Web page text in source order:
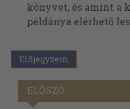
könyvet, és amint a
példánya elérhető
Előjegyzem
ELŐSZÓ